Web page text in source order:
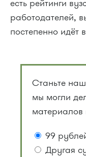
есть рейтинги
работодателей,
постепенно идёт
Станьте
мы могли
материалов
99
Другая